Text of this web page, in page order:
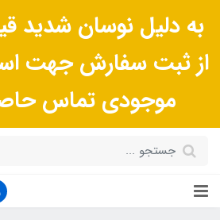
به دلیل نوسان شدید
از ثبت سفارش جهت
موجودی تماس